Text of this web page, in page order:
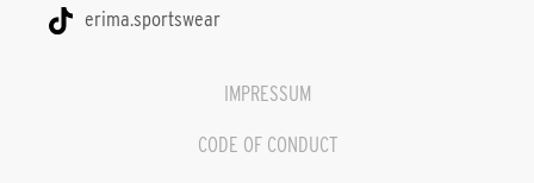
erima.sportswear
IMPRESSUM
CODE OF CONDUCT